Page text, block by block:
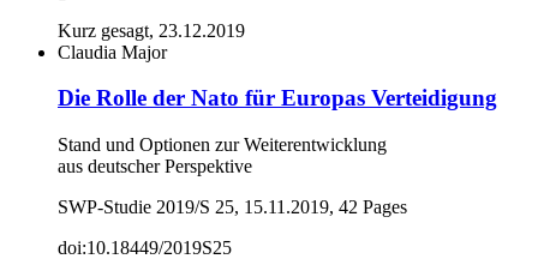
Kurz gesagt, 23.12.2019
Claudia Major
Die Rolle der Nato für Europas Verteidigung
Stand und Optionen zur Weiterentwicklung
aus deutscher Perspektive
SWP-Studie 2019/S 25, 15.11.2019, 42 Pages
doi:10.18449/2019S25